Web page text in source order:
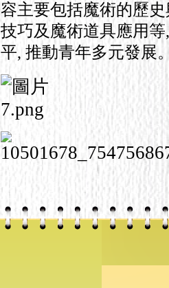
容主要包括魔術的歷
技巧及魔術道具應用等
平, 推動青年多元發展